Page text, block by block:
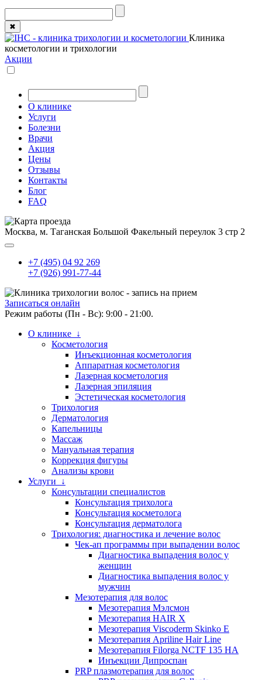
✖
Клиника
косметологии и трихологии
Акции
О клинике
Услуги
Болезни
Врачи
Акция
Цены
Отзывы
Контакты
Блог
FAQ
Москва, м. Таганская Большой Факельный переулок 3 стр 2
+7 (495) 04 92 269
+7 (926) 991-77-44
Записаться онлайн
Режим работы (Пн - Вс): 9:00 - 21:00.
О клинике ↓
Косметология
Инъекционная косметология
Аппаратная косметология
Лазерная косметология
Лазерная эпиляция
Эстетическая косметология
Трихология
Дерматология
Капельницы
Массаж
Мануальная терапия
Коррекция фигуры
Анализы крови
Услуги ↓
Консультации специалистов
Консультация трихолога
Консультация косметолога
Консультация дерматолога
Трихология: диагностика и лечение волос
Чек-ап программы при выпадении волос
Диагностика выпадения волос у
женщин
Диагностика выпадения волос у
мужчин
Мезотерапия для волос
Мезотерапия Мэлсмон
Мезотерапия HAIR X
Мезотерапия Viscoderm Skinko E
Мезотерапия Apriline Hair Line
Мезотерапия Filorga NCTF 135 HA
Инъекции Дипроспан
PRP плазмотерапия для волос